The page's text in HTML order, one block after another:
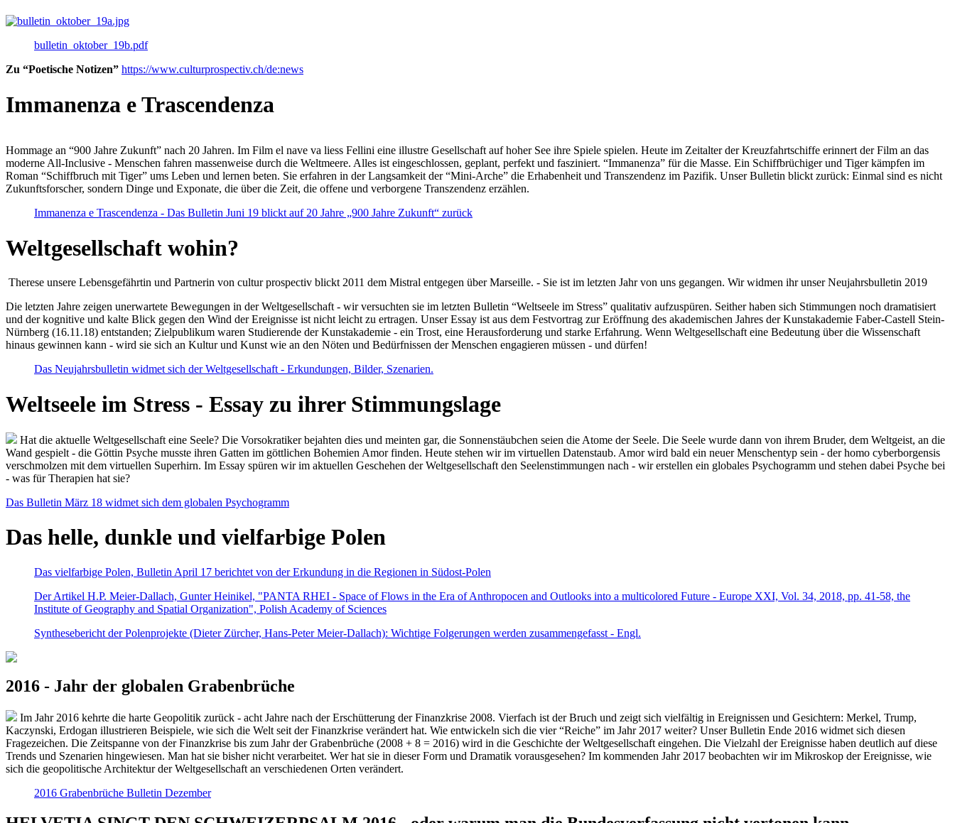
bulletin_oktober_19b.pdf
Zu “Poetische Notizen” https://www.culturprospectiv.ch/de:news
Immanenza e Trascendenza
Hommage an “900 Jahre Zukunft” nach 20 Jahren. Im Film el nave va liess Fellini eine illustre Gesellschaft auf hoher See ihre Spiele spielen. Heute im Zeitalter der Kreuzfahrtschiffe erinnert der Film an das
moderne All-Inclusive - Menschen fahren massenweise durch die Weltmeere. Alles ist eingeschlossen, geplant, perfekt und fasziniert. “Immanenza” für die Masse. Ein Schiffbrüchiger und Tiger kämpfen im
Roman “Schiffbruch mit Tiger” ums Leben und lernen beten. Sie erfahren in der Langsamkeit der “Mini-Arche” die Erhabenheit und Transzendenz im Pazifik. Unser Bulletin blickt zurück: Einmal sind es nicht
Zukunftsforscher, sondern Dinge und Exponate, die über die Zeit, die offene und verborgene Transzendenz erzählen.
Immanenza e Trascendenza - Das Bulletin Juni 19 blickt auf 20 Jahre „900 Jahre Zukunft“ zurück
Weltgesellschaft wohin?
Therese unsere Lebensgefährtin und Partnerin von cultur prospectiv blickt 2011 dem Mistral entgegen über Marseille. - Sie ist im letzten Jahr von uns gegangen. Wir widmen ihr unser Neujahrsbulletin 2019
Die letzten Jahre zeigen unerwartete Bewegungen in der Weltgesellschaft - wir versuchten sie im letzten Bulletin “Weltseele im Stress” qualitativ aufzuspüren. Seither haben sich Stimmungen noch dramatisiert
und der kognitive und kalte Blick gegen den Wind der Ereignisse ist nicht leicht zu ertragen. Unser Essay ist aus dem Festvortrag zur Eröffnung des akademischen Jahres der Kunstakademie Faber-Castell Stein-
Nürnberg (16.11.18) entstanden; Zielpublikum waren Studierende der Kunstakademie - ein Trost, eine Herausforderung und starke Erfahrung. Wenn Weltgesellschaft eine Bedeutung über die Wissenschaft
hinaus gewinnen kann - wird sie sich an Kultur und Kunst wie an den Nöten und Bedürfnissen der Menschen engagieren müssen - und dürfen!
Das Neujahrsbulletin widmet sich der Weltgesellschaft - Erkundungen, Bilder, Szenarien.
Weltseele im Stress - Essay zu ihrer Stimmungslage
Hat die aktuelle Weltgesellschaft eine Seele? Die Vorsokratiker bejahten dies und meinten gar, die Sonnenstäubchen seien die Atome der Seele. Die Seele wurde dann von ihrem Bruder, dem Weltgeist, an die
Wand gespielt - die Göttin Psyche musste ihren Gatten im göttlichen Bohemien Amor finden. Heute stehen wir im virtuellen Datenstaub. Amor wird bald ein neuer Menschentyp sein - der homo cyberborgensis
verschmolzen mit dem virtuellen Superhirn. Im Essay spüren wir im aktuellen Geschehen der Weltgesellschaft den Seelenstimmungen nach - wir erstellen ein globales Psychogramm und stehen dabei Psyche bei
- was für Therapien hat sie?
Das Bulletin März 18 widmet sich dem globalen Psychogramm
Das helle, dunkle und vielfarbige Polen
Das vielfarbige Polen, Bulletin April 17 berichtet von der Erkundung in die Regionen in Südost-Polen
Der Artikel H.P. Meier-Dallach, Gunter Heinikel, "PANTA RHEI - Space of Flows in the Era of Anthropocen and Outlooks into a multicolored Future - Europe XXI, Vol. 34, 2018, pp. 41-58, the
Institute of Geography and Spatial Organization", Polish Academy of Sciences
Synthesebericht der Polenprojekte (Dieter Zürcher, Hans-Peter Meier-Dallach): Wichtige Folgerungen werden zusammengefasst - Engl.
2016 - Jahr der globalen Grabenbrüche
Im Jahr 2016 kehrte die harte Geopolitik zurück - acht Jahre nach der Erschütterung der Finanzkrise 2008. Vierfach ist der Bruch und zeigt sich vielfältig in Ereignissen und Gesichtern: Merkel, Trump,
Kaczynski, Erdogan illustrieren Beispiele, wie sich die Welt seit der Finanzkrise verändert hat. Wie entwickeln sich die vier “Reiche” im Jahr 2017 weiter? Unser Bulletin Ende 2016 widmet sich diesen
Fragezeichen. Die Zeitspanne von der Finanzkrise bis zum Jahr der Grabenbrüche (2008 + 8 = 2016) wird in die Geschichte der Weltgesellschaft eingehen. Die Vielzahl der Ereignisse haben deutlich auf diese
Trends und Szenarien hingewiesen. Man hat sie bisher nicht verarbeitet. Wer hat sie in dieser Form und Dramatik vorausgesehen? Im kommenden Jahr 2017 beobachten wir im Mikroskop der Ereignisse, wie
sich die geopolitische Architektur der Weltgesellschaft an verschiedenen Orten verändert.
2016 Grabenbrüche Bulletin Dezember